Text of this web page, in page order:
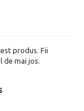
produs. Fii
mai jos.